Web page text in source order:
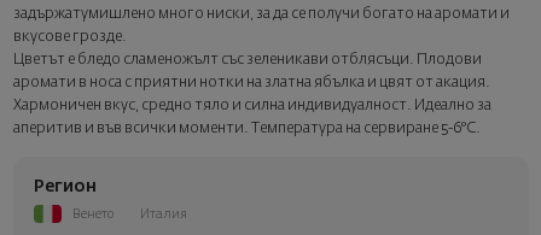
задържатумишлено много ниски, за да се получи богато на аромати и
вкусове грозде.
Цветът е бледо сламеножълт със зеленикави отблясъци. Плодови
аромати в носа с приятни нотки на златнаябълкаи цвят от акация.
Хармоничен вкус, средно тяло и силна индивидуалност. Идеално за
аперитив и във всички моменти. Температура на сервиране 5-6°C.
Регион
Венето Италия